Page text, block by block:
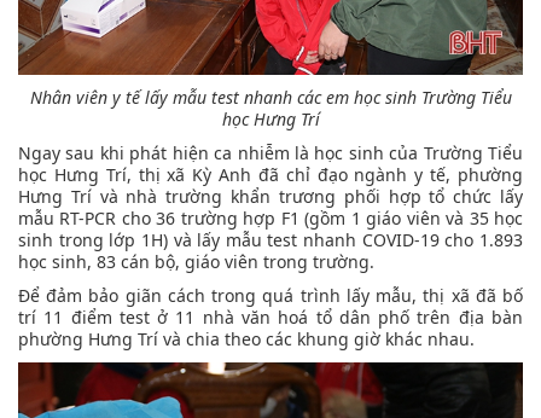
Nhân viên y tế lấy mẫu test nhanh các em học sinh Trường Tiểu
học Hưng Trí
Ngay sau khi phát hiện ca nhiễm là học sinh của Trường Tiểu
học Hưng Trí, thị xã Kỳ Anh đã chỉ đạo ngành y tế, phường
Hưng Trí và nhà trường khẩn trương phối hợp tổ chức lấy
mẫu RT-PCR cho 36 trường hợp F1 (gồm 1 giáo viên và 35 học
sinh trong lớp 1H) và lấy mẫu test nhanh COVID-19 cho 1.893
học sinh, 83 cán bộ, giáo viên trong trường.
Để đảm bảo giãn cách trong quá trình lấy mẫu, thị xã đã bố
trí 11 điểm test ở 11 nhà văn hoá tổ dân phố trên địa bàn
phường Hưng Trí và chia theo các khung giờ khác nhau.